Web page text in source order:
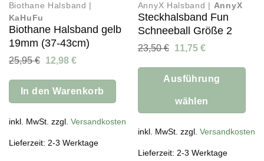
Biothane Halsband |
KaHuFu
Biothane Halsband gelb
19mm (37-43cm)
25,95€
Ursprünglicher
war:
25,95 €
12,98 €Aktueller
ist:
12,98 €.
In den Warenkorb
inkl. MwSt. zzgl. Versandkosten
Lieferzeit: 2-3 Werktage
AnnyX Halsband | AnnyX
Steckhalsband Fun
Schneeball Größe 2
23,50€
Ursprünglicher
war:
23,50 €
11,75 €Aktueller
ist:
11,75 €.
Ausführung
wählen
Produkt
mehrere
inkl. MwSt. zzgl. Versandkosten
Lieferzeit: 2-3 Werktage